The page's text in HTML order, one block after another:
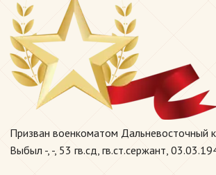
Призван военкоматом Дальневосточный
Выбыл -, -, 53 гв.сд, гв.ст.сержант,